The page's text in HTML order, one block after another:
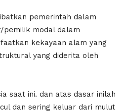
pemerintah dalam
pemilik modal dalam
kekayaan alam yang
yang diderita oleh
saat ini. dan atas dasar inilah
dan sering keluar dari mulut